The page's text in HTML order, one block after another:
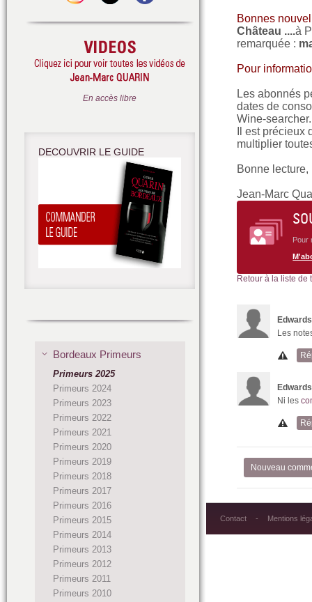
Bonnes
Château ....à
remarquée :
Pour
Les abonnés
dates de
Wine-searcher.
Il est
multiplier
Bonne lecture,
Jean-Marc
Pour
Retour à la liste de
Les
Ni les
Nouveau
Contact Mentions
En accès libre
DECOUVRIR LE GUIDE
Bordeaux Primeurs
Primeurs 2025
Primeurs 2024
Primeurs 2023
Primeurs 2022
Primeurs 2021
Primeurs 2020
Primeurs 2019
Primeurs 2018
Primeurs 2017
Primeurs 2016
Primeurs 2015
Primeurs 2014
Primeurs 2013
Primeurs 2012
Primeurs 2011
Primeurs 2010